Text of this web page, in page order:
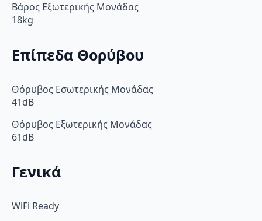
Βάρος Εξωτερικής Μονάδας
18kg
Επίπεδα Θορύβου
Θόρυβος Εσωτερικής Μονάδας
41dB
Θόρυβος Εξωτερικής Μονάδας
61dB
Γενικά
WiFi Ready